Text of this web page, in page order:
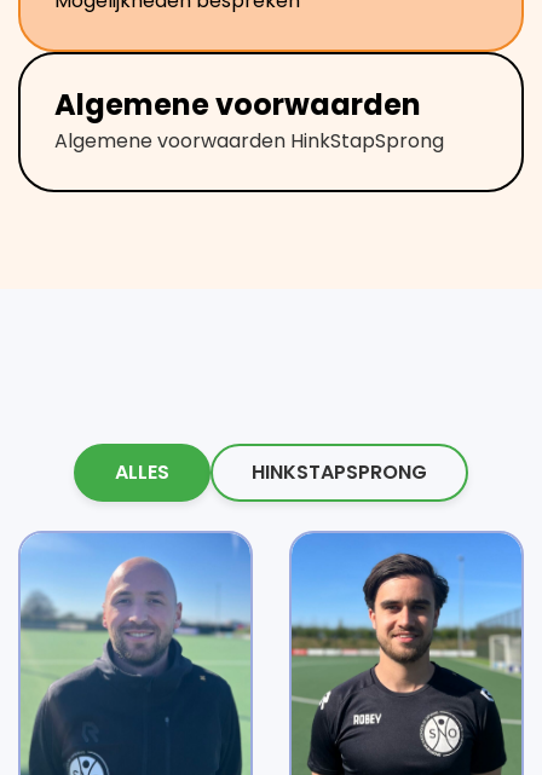
Algemene voorwaarden
Algemene voorwaarden HinkStapSprong
ALLES HINKSTAPSPRONG